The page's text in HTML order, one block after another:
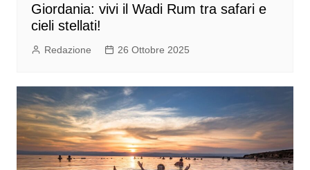
Giordania: vivi il Wadi Rum tra safari e
cieli stellati!
Redazione 26 Ottobre 2025